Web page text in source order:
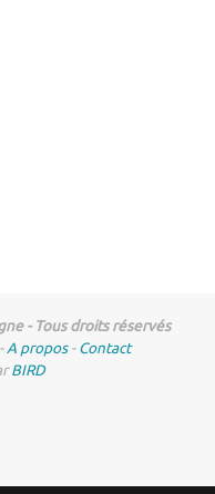
- Tous droits réservés
-A propos-Contact
BIRD